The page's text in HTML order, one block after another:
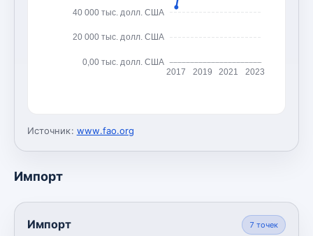
0,00 тыс. долл. США
20 000 тыс. долл. США
40 000 тыс. долл. США
2017 2019 2021 2023
Источник: www.fao.org
Импорт
Импорт 7 точек